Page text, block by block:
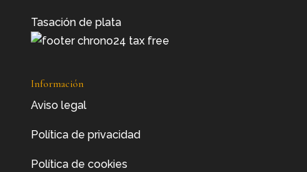
Tasación de plata
Información
Aviso legal
Política de privacidad
Política de cookies